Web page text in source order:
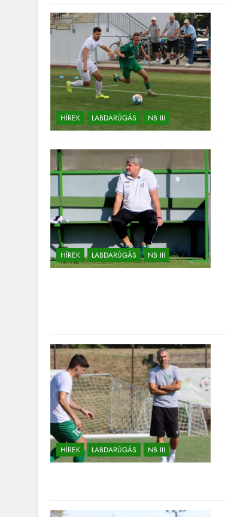
HÍREK LABDARÚGÁS NB III
HÍREK LABDARÚGÁS NB III
HÍREK LABDARÚGÁS NB III